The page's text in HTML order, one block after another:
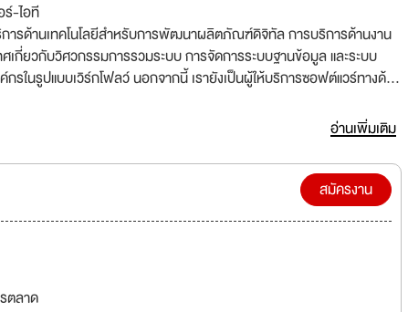
-ไอที
การด้านเทคโนโลยีสำหรับการพัฒนาผลิตภัณฑ์ดิจิทัล การบริการด้านงาน
ศเกี่ยวกับวิศวกรรมการรวมระบบ การจัดการระบบฐานข้อมูล และระบบ
รในรูปแบบเวิร์กโฟลว์ นอกจากนี้ เรายังเป็นผู้ให้บริการซอฟต์แวร์ทางด้าน
อดภัย อาทิเช่น ระบบ Enterprise Resource Planning (ERP) ระบบ
อ่านเพิ่มเติม
สมัครงาน
ตลาด